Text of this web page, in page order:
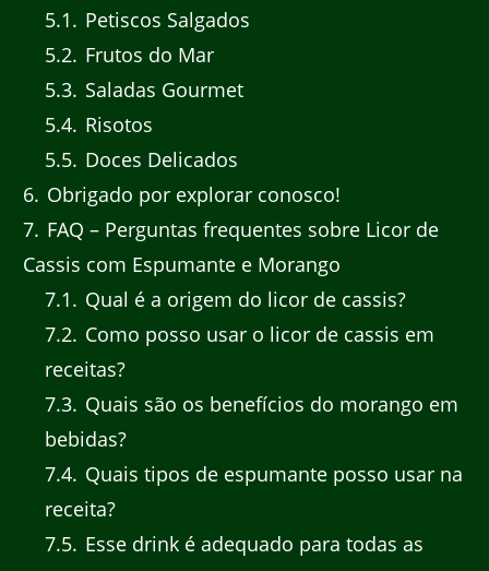
5.1
Petiscos Salgados
5.2 Frutos do Mar
5.3 Saladas Gourmet
5.4 Risotos
5.5 Doces Delicados
6 Obrigado por explorar conosco!
7 FAQ – Perguntas frequentes sobre Licor de
Cassis com Espumante e Morango
7.1
Qual é a origem do licor de cassis?
7.2 Como posso usar o licor de cassis em
receitas?
7.3 Quais são os benefícios do morango em
bebidas?
7.4 Quais tipos de espumante posso usar na
receita?
7.5 Esse drink é adequado para todas as